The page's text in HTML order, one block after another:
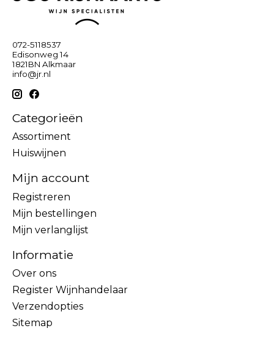
072-5118537
Edisonweg 14
1821BN Alkmaar
info@jr.nl
Categorieën
Assortiment
Huiswijnen
Mijn account
Registreren
Mijn bestellingen
Mijn verlanglijst
Informatie
Over ons
Register Wijnhandelaar
Verzendopties
Sitemap